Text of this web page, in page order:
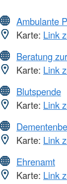
Ambulante
Karte: Link
Beratung
Karte: Link
Blutspende
Karte: Link
Karte: Link
Ehrenamt
Karte: Link